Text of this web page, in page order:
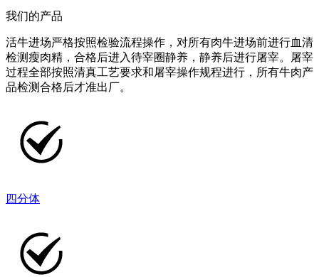
我们的产品
活牛进场严格按照检验流程操作，对所有肉牛进场前进行血清
检测瘦肉精，合格后进入待宰圈静养，静养后进行屠宰。屠宰
过程全部按照清真工艺要求和屠宰操作规程进行，所有牛肉产
品检测合格后才准出厂。
四分体